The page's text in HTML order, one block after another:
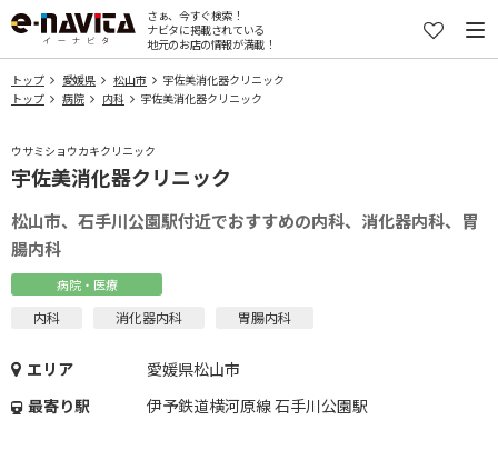
さぁ、今すぐ検索！
ナビタに掲載されている
地元のお店の情報が満載！
トップ 愛媛県 松山市
宇佐美消化器クリニック
トップ
病院 内科 宇佐美消化器クリニック
ウサミショウカキクリニック
宇佐美消化器クリニック
松山市、石手川公園駅付近でおすすめの内科、消化器内科、胃
腸内科
病院・医療
内科 消化器内科 胃腸内科
エリア
愛媛県松山市
最寄り駅
伊予鉄道横河原線 石手川公園駅